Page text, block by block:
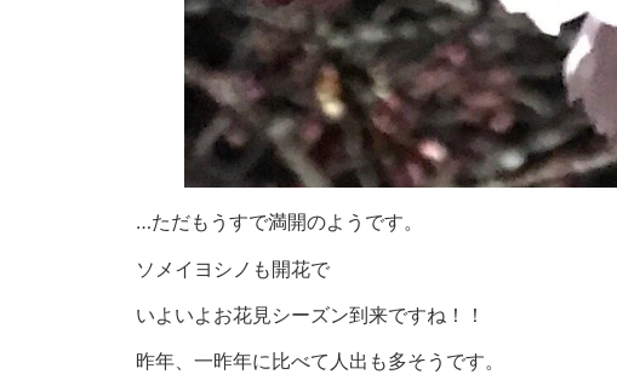
…ただもうすで満開のようです。
ソメイヨシノも開花で
いよいよお花見シーズン到来ですね！！
昨年、一昨年に比べて人出も多そうです。